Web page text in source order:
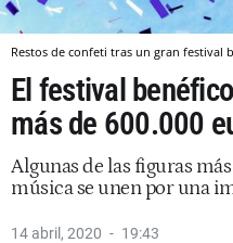
Restos de confeti tras un gran festival
El festival
más de 600.000
Algunas de las figuras
música se unen por una
14 abril, 2020 19:43